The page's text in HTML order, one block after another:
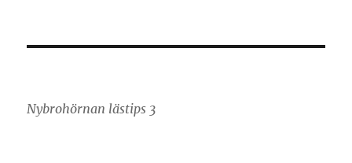
Nybrohörnan lästips 3